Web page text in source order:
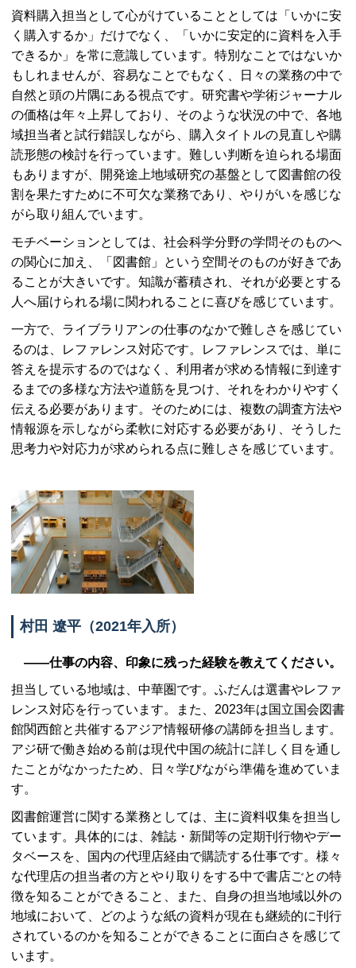
資料購入担当として心がけていることとしては「いかに安
く購入するか」だけでなく、「いかに安定的に資料を入手
できるか」を常に意識しています。特別なことではないか
もしれませんが、容易なことでもなく、日々の業務の中で
自然と頭の片隅にある視点です。研究書や学術ジャーナル
の価格は年々上昇しており、そのような状況の中で、各地
域担当者と試行錯誤しながら、購入タイトルの見直しや購
読形態の検討を行っています。難しい判断を迫られる場面
もありますが、開発途上地域研究の基盤として図書館の役
割を果たすために不可欠な業務であり、やりがいを感じな
がら取り組んでいます。
モチベーションとしては、社会科学分野の学問そのものへ
の関心に加え、「図書館」という空間そのものが好きであ
ることが大きいです。知識が蓄積され、それが必要とする
人へ届けられる場に関われることに喜びを感じています。
一方で、ライブラリアンの仕事のなかで難しさを感じてい
るのは、レファレンス対応です。レファレンスでは、単に
答えを提示するのではなく、利用者が求める情報に到達す
るまでの多様な方法や道筋を見つけ、それをわかりやすく
伝える必要があります。そのためには、複数の調査方法や
情報源を示しながら柔軟に対応する必要があり、そうした
思考力や対応力が求められる点に難しさを感じています。
村田 遼平（2021年入所）
――仕事の内容、印象に残った経験を教えてください。
担当している地域は、中華圏です。ふだんは選書やレファ
レンス対応を行っています。また、2023年は国立国会図書
館関西館と共催するアジア情報研修の講師を担当します。
アジ研で働き始める前は現代中国の統計に詳しく目を通し
たことがなかったため、日々学びながら準備を進めていま
す。
図書館運営に関する業務としては、主に資料収集を担当し
ています。具体的には、雑誌・新聞等の定期刊行物やデー
タベースを、国内の代理店経由で購読する仕事です。様々
な代理店の担当者の方とやり取りをする中で書店ごとの特
徴を知ることができること、また、自身の担当地域以外の
地域において、どのような紙の資料が現在も継続的に刊行
されているのかを知ることができることに面白さを感じて
います。